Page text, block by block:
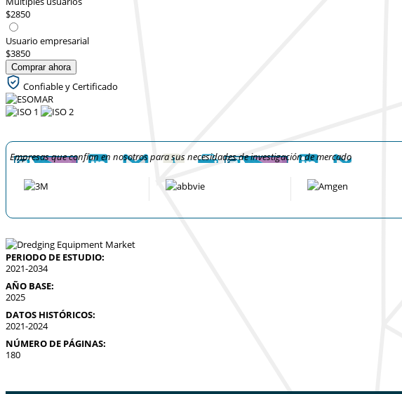
$2850
Usuario empresarial
$3850
Comprar ahora
Confiable y Certificado
Empresas que confían en nosotros para sus necesidades de investigación de mercado
PERIODO DE ESTUDIO:
2021-2034
AÑO BASE:
2025
DATOS HISTÓRICOS:
2021-2024
NÚMERO DE PÁGINAS:
180